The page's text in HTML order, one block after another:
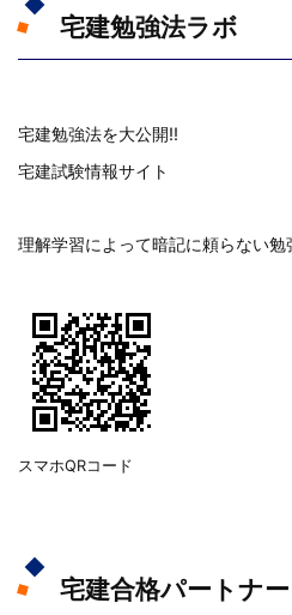
宅建勉強法ラボ
宅建勉強法を大公開!!
宅建試験情報サイト
理解学習によって暗記に頼らない勉
スマホQRコード
宅建合格パートナ